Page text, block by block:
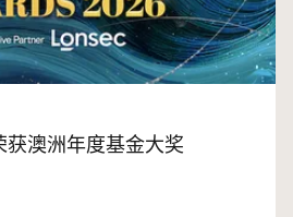
澳洲年度基金大奖